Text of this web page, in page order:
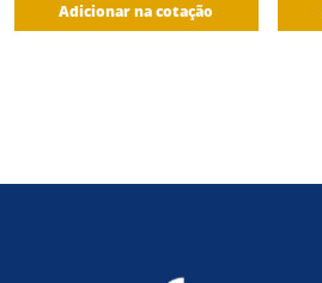
Adicionar na cotação